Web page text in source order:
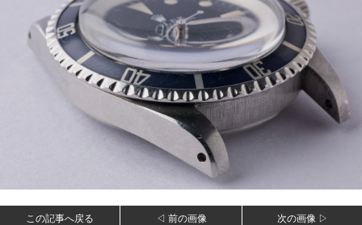
この記事へ戻る ◁ 前の画像 次の画像 ▷